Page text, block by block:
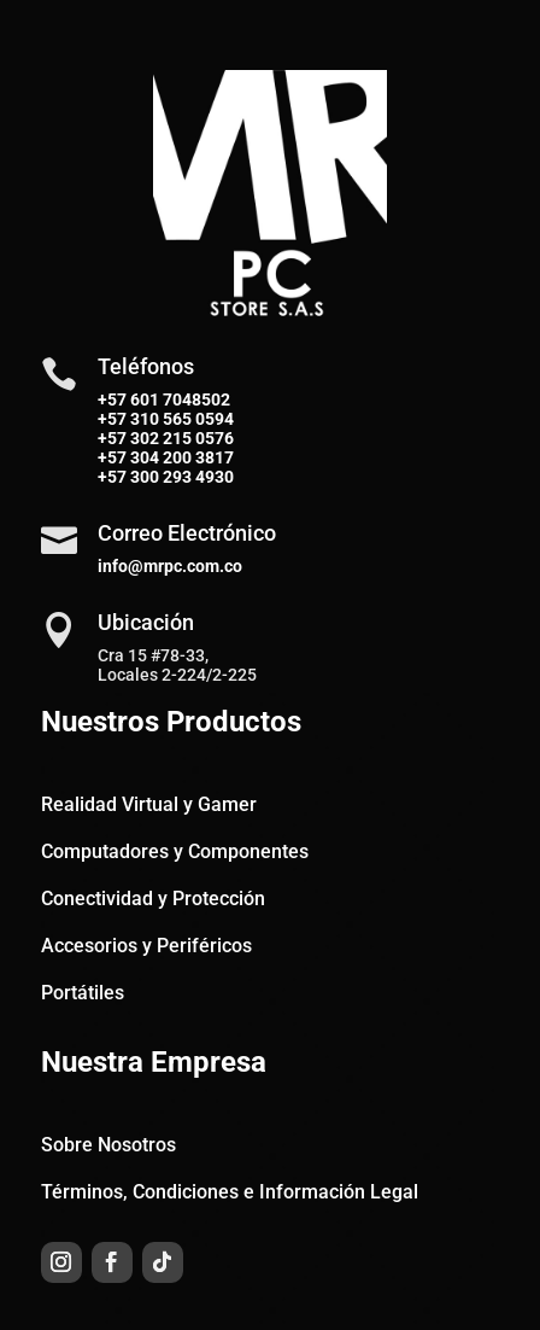
 Teléfonos
+57 601 7048502
+57310 565 0594
+57302 215 0576
+57304 200 3817
+57300 293 4930
 Correo Electrónico
info@mrpc.com.co
 Ubicación
Cra 15 #78-33,
Locales 2-224/2-225
Nuestros Productos
Realidad Virtual y Gamer
Computadores y Componentes
Conectividad y Protección
Accesorios y Periféricos
Portátiles
Nuestra Empresa
Sobre Nosotros
Términos, Condiciones e Información Legal